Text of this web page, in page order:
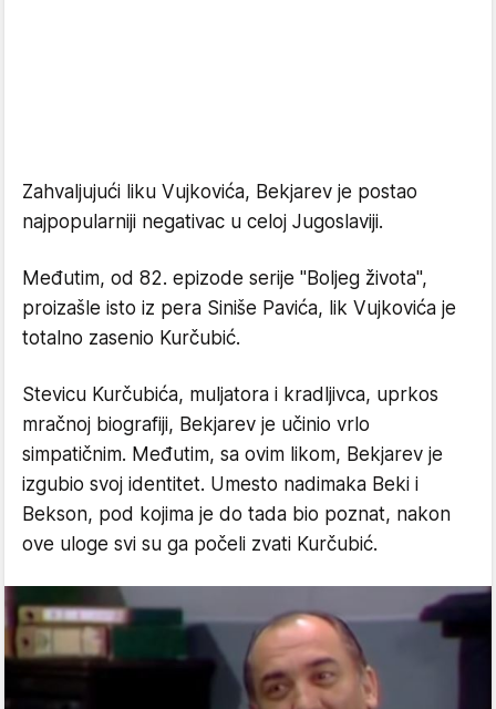
Zahvaljujući liku Vujkovića, Bekjarev je postao
najpopularniji negativac u celoj Jugoslaviji.
Međutim, od 82. epizode serije "Boljeg života",
proizašle isto iz pera Siniše Pavića, lik Vujkovića je
totalno zasenio Kurčubić.
Stevicu Kurčubića, muljatora i kradljivca, uprkos
mračnoj biografiji, Bekjarev je učinio vrlo
simpatičnim. Međutim, sa ovim likom, Bekjarev je
izgubio svoj identitet. Umesto nadimaka Beki i
Bekson, pod kojima je do tada bio poznat, nakon
ove uloge svi su ga počeli zvati Kurčubić.